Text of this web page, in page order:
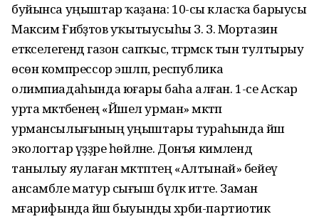
буйынса уңыштар ҡаҙана: 10-сы класҡа барыусы
Максим Ғибәҙәтов уҡытыусыһы З. З. Мортазин
етәкселегендә газон сапҡыс, тәгәрмәскә тын тултырыу
өсөн компрессор эшләп, республика
олимпиадаһында юғары баһа алған. 1-се Асҡар
урта мәктәбенең «Йәшел урман» мәктәп
урмансылығының уңыштары тураһында йәш
экологтар үҙҙәре һөйләне. Донъя кимәлендә
танылыу яулаған мәктәптең «Алтынай» бейеү
ансамбле матур сығыш бүләк итте. Заман
мәғарифында йәш быуынды хәрби-партиотик